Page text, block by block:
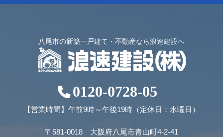
八尾市の新築一戸建て・不動産なら浪速建設へ
0120-0728-05
【営業時間】午前9時～午後19時（定休日：水曜日）
〒581-0018 大阪府八尾市青山町4-2-41